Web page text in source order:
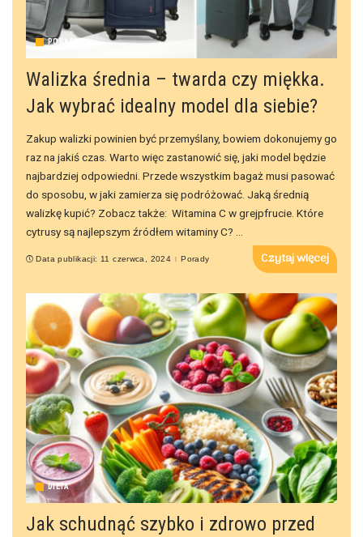
PORADY
Walizka średnia – twarda czy miękka.
Jak wybrać idealny model dla siebie?
Zakup walizki powinien być przemyślany, bowiem dokonujemy go
raz na jakiś czas. Warto więc zastanowić się, jaki model będzie
najbardziej odpowiedni. Przede wszystkim bagaż musi pasować
do sposobu, w jaki zamierza się podróżować. Jaką średnią
walizkę kupić? Zobacz także: Witamina C w grejpfrucie. Które
cytrusy są najlepszym źródłem witaminy C?
Data publikacji: 11 czerwca, 2024 Porady Czytaj więcej
DIETA
Jak schudnąć szybko i zdrowo przed